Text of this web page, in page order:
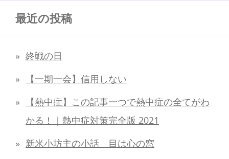
最近の投稿
終戦の日
【一期一会】信用しない
【熱中症】この記事一つで熱中症の全てがわ
かる！｜熱中症対策完全版 2021
新米小坊主の小話 目は心の窓